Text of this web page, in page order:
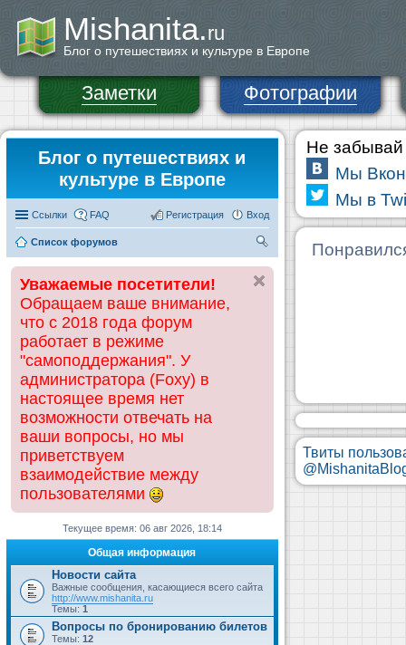
Mishanita.ru
Блог о путешествиях и культуре в Европе
Заметки Фотографии
Блог о путешествиях и
культуре в Европе
Ссылки FAQ Вход
Регистрация
Список форумов
ск
Уважаемые посетители!
Обращаем ваше внимание,
что с 2018 года форум
работает в режиме
"самоподдержания". У
администратора (Foxy) в
настоящее время нет
возможности отвечать на
ваши вопросы, но мы
приветствуем
взаимодействие между
пользователями
Текущее время: 06 авг 2026, 18:14
Общая информация
Новости сайта
Важные сообщения, касающиеся всего сайта
http://www.mishanita.ru
Темы: 1
Вопросы по бронированию билетов
Темы: 12
Не забывай
Мы
Мы в
Твиты